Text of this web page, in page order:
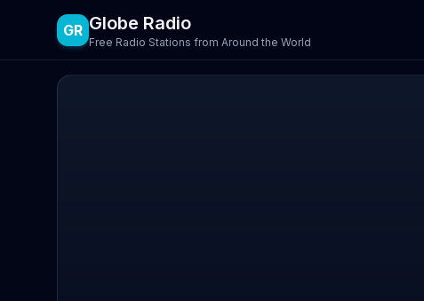
GR Globe Radio
Free Radio Stations from Around the World